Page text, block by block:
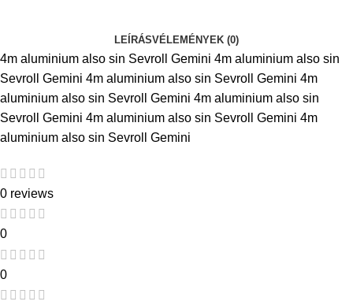
LEÍRÁSVÉLEMÉNYEK (0)
4m aluminium also sin Sevroll Gemini 4m aluminium also sin
Sevroll Gemini 4m aluminium also sin Sevroll Gemini 4m
aluminium also sin Sevroll Gemini 4m aluminium also sin
Sevroll Gemini 4m aluminium also sin Sevroll Gemini 4m
aluminium also sin Sevroll Gemini
0 reviews
0
0